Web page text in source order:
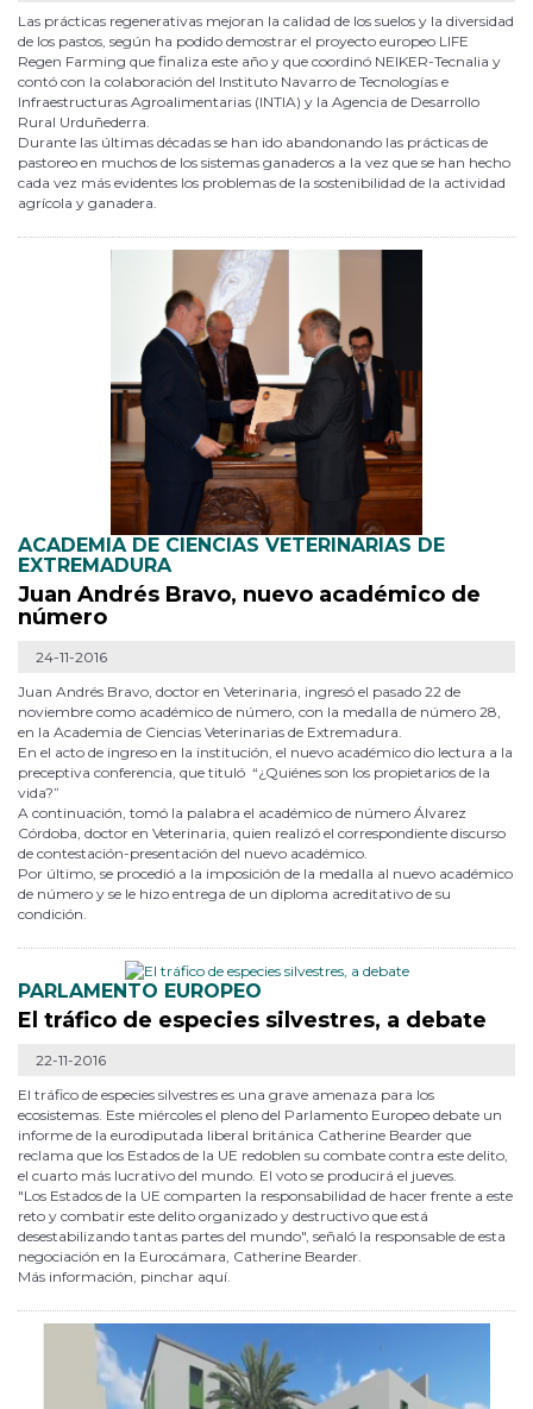
Las prácticas regenerativas mejoran la calidad de los suelos y la diversidad
de los pastos, según ha podido demostrar el proyecto europeo LIFE
Regen Farming que finaliza este año y que coordinó NEIKER-Tecnalia y
contó con la colaboración del Instituto Navarro de Tecnologías e
Infraestructuras Agroalimentarias (INTIA) y la Agencia de Desarrollo
Rural Urduñederra.
Durante las últimas décadas se han ido abandonando las prácticas de
pastoreo en muchos de los sistemas ganaderos a la vez que se han hecho
cada vez más evidentes los problemas de la sostenibilidad de la actividad
agrícola y ganadera.
ACADEMIA DE CIENCIAS VETERINARIAS DE
EXTREMADURA
Juan Andrés Bravo, nuevo académico de
número
24-11-2016
Juan Andrés Bravo, doctor en Veterinaria, ingresó el pasado 22 de
noviembre como académico de número, con la medalla de número 28,
en la Academia de Ciencias Veterinarias de Extremadura.
En el acto de ingreso en la institución, el nuevo académico dio lectura a la
preceptiva conferencia, que tituló “¿Quiénes son los propietarios de la
vida?”
A continuación, tomó la palabra el académico de número Álvarez
Córdoba, doctor en Veterinaria, quien realizó el correspondiente discurso
de contestación-presentación del nuevo académico.
Por último, se procedió a la imposición de la medalla al nuevo académico
de número y se le hizo entrega de un diploma acreditativo de su
condición.
PARLAMENTO EUROPEO
El tráfico de especies silvestres, a debate
22-11-2016
El tráfico de especies silvestres es una grave amenaza para los
ecosistemas. Este miércoles el pleno del Parlamento Europeo debate un
informe de la eurodiputada liberal británica Catherine Bearder que
reclama que los Estados de la UE redoblen su combate contra este delito,
el cuarto más lucrativo del mundo. El voto se producirá el jueves.
"Los Estados de la UE comparten la responsabilidad de hacer frente a este
reto y combatir este delito organizado y destructivo que está
desestabilizando tantas partes del mundo", señaló la responsable de esta
negociación en la Eurocámara, Catherine Bearder.
Más información, pinchar aquí.